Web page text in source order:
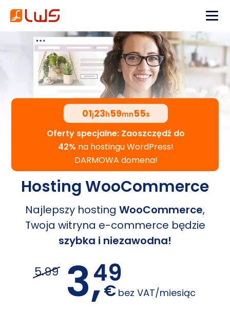
01j23h59mn54s
Oferty specjalne: Zaoszczędź do
42% na hostingu WordPress!
DARMOWA domena!
Hosting WooCommerce
Najlepszy hosting WooCommerce,
Twoja witryna e-commerce będzie
szybka i niezawodna!
5.99 3,49
€ bez VAT/miesiąc